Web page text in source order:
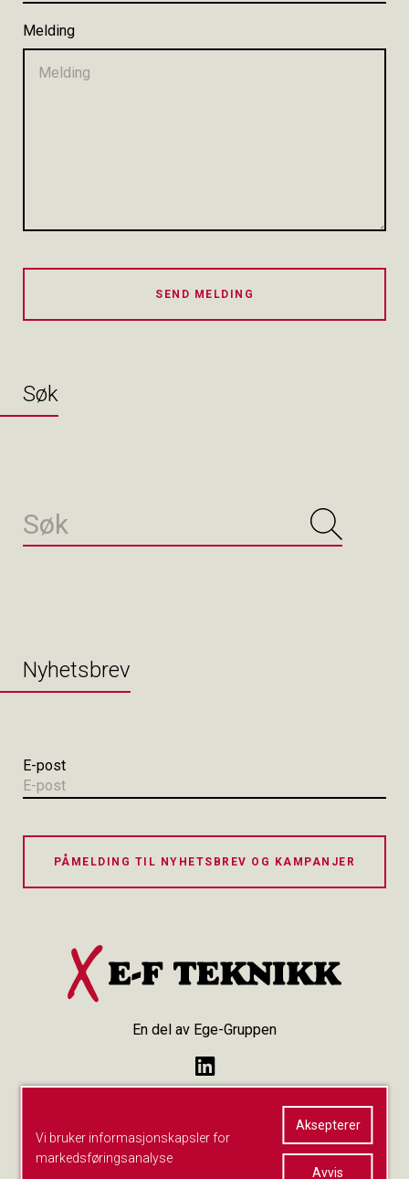
Melding
SEND MELDING
Søk
Nyhetsbrev
E-post
PÅMELDING TIL NYHETSBREV OG KAMPANJER
En del av Ege-Gruppen
Vi bruker informasjonskapsler for
markedsføringsanalyse
Aksepterer
Avvis